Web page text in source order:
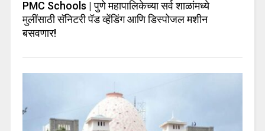
PMC Schools | पुणे महापालिकेच्या सर्व शाळांमध्ये
मुलींसाठी सॅनिटरी पॅड व्हेंडिंग आणि डिस्पोजल मशीन
बसवणार!